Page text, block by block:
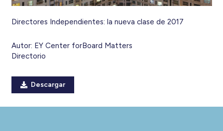
Directores Independientes: la nueva clase de 2017
Autor: EY Center forBoard Matters
Directorio
Descargar